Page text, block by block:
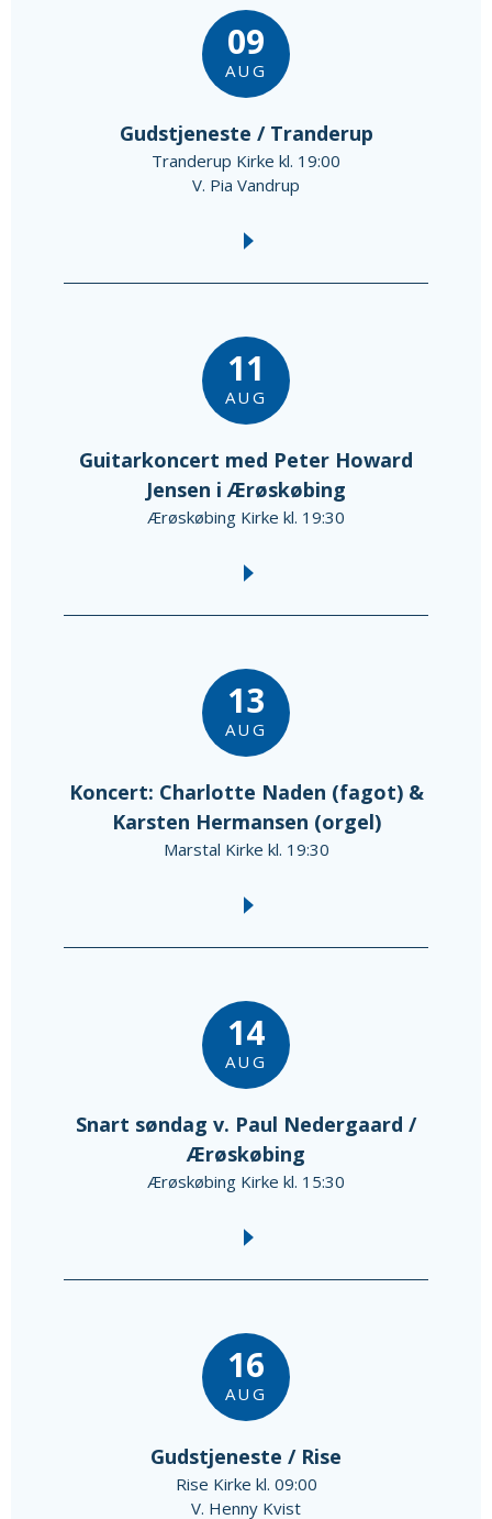
09
AUG
Gudstjeneste / Tranderup
Tranderup Kirke kl. 19:00
V. Pia Vandrup
11
AUG
Guitarkoncert med Peter Howard
Jensen i Ærøskøbing
Ærøskøbing Kirke kl. 19:30
13
AUG
Koncert: Charlotte Naden (fagot) &
Karsten Hermansen (orgel)
Marstal Kirke kl. 19:30
14
AUG
Snart søndag v. Paul Nedergaard /
Ærøskøbing
Ærøskøbing Kirke kl. 15:30
16
AUG
Gudstjeneste / Rise
Rise Kirke kl. 09:00
V. Henny Kvist